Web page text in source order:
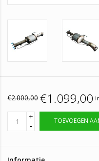
€2.000,00 €1.099,00
+
-
TOEVOEGEN